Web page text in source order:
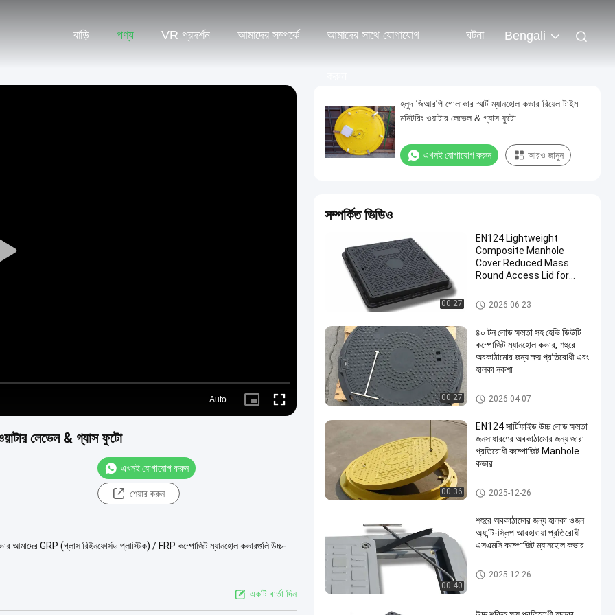
বাড়ি পণ্য VR প্রদর্শন আমাদের সম্পর্কে আমাদের সাথে যোগাযোগ ঘটনা Bengali
Play
Auto
Picture- Fullscreen
লেভেল & গ্যাস ফুটো
এখনই যোগাযোগ করুন
শেয়ার করুন
কভার আমাদের GRP (গ্লাস রিইনফোর্সড প্লাস্টিক) / FRP কম্পোজিট ম্যানহোল কভারগুলি উচ্চ-
একটি বার্তা দিন
হলুদ জিআরপি গোলাকার স্মার্ট ম্যানহোল কভার রিয়েল টাইম
মনিটরিং ওয়াটার লেভেল & গ্যাস ফুটো
এখনই যোগাযোগ করুন আরও জানুন
সম্পর্কিত ভিডিও
00:27
EN124 Lightweight
Composite Manhole
Cover Reduced Mass
Round Access Lid for
Systems
কম্পোজিট ম্যানহোল কভার
2026-06-23
00:27
৪০ টন লোড ক্ষমতা সহ হেভি ডিউটি
কম্পোজিট ম্যানহোল কভার, শহুরে
অবকাঠামোর জন্য ক্ষয় প্রতিরোধী এবং
হালকা নকশা
কম্পোজিট ম্যানহোল কভার
2026-04-07
00:36
EN124 সার্টিফাইড উচ্চ লোড ক্ষমতা
জনসাধারণের অবকাঠামোর জন্য জারা
প্রতিরোধী কম্পোজিট Manhole
কভার
কম্পোজিট ম্যানহোল কভার
2025-12-26
00:40
শহুরে অবকাঠামোর জন্য হালকা ওজন
অ্যান্টি-স্লিপ আবহাওয়া প্রতিরোধী
এসএমসি কম্পোজিট ম্যানহোল কভার
কম্পোজিট ম্যানহোল কভার
2025-12-26